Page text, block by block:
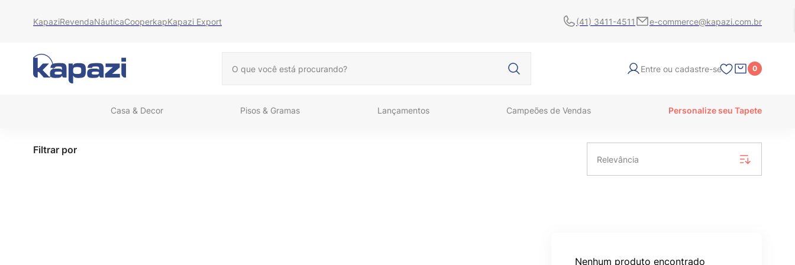
KapaziRevendaNáuticaCooperkapKapazi Export (41) 3411-4511 e-commerce@kapazi.com.br
Entre ou cadastre-se 0
Casa & Decor Pisos & Gramas Lançamentos Campeões de Vendas Personalize seu Tapete
Filtrar por
Relevância
Nenhum produto encontrado